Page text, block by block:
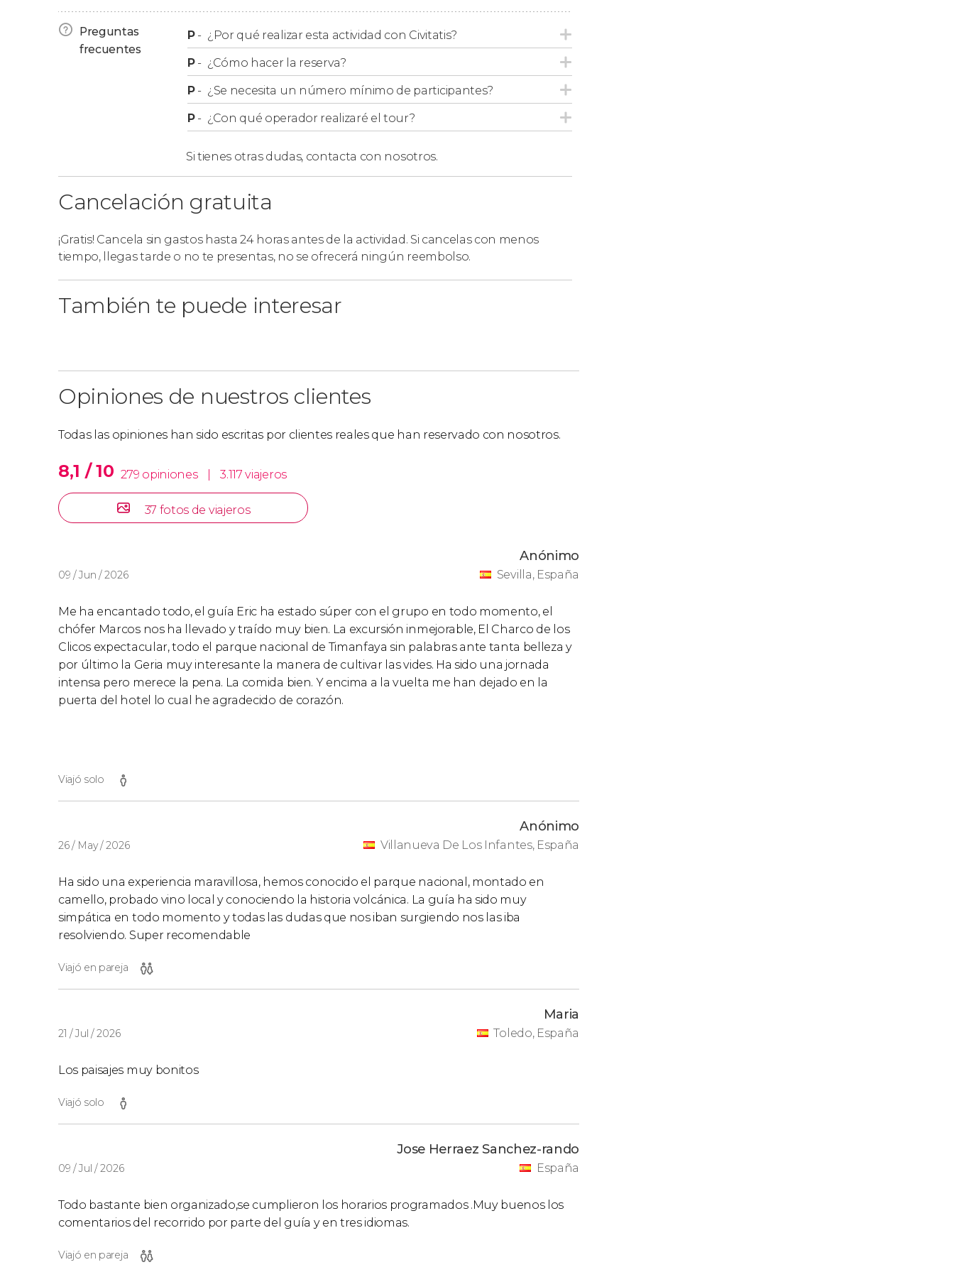
8:30 horas:ArrecifeyPlaya Honda. Llegada a las 15:30 horas aproximadamente.
8:45-9:15 horas:
Puerto del Carmen. Llegada entre las 15:00 y las 15:30 horas
aproximadamente.
Puerto Calero. Llegada entre las 15:15 y las 15:30 horas aproximadamente.
Playa Blanca
. Llegada entre las 14:30 y las 15:00 horas
aproximadamente.
Tras hacer vuestra reserva, os enviaremos por mail un mapa con la ubicación del punto de
recogida más cercano a vuestro hotel.
Preguntas
frecuentes
P- ¿Por qué realizar esta actividad con Civitatis?
P- ¿Cómo hacer la reserva?
P- ¿Se necesita un número mínimo de participantes?
P- ¿Con qué operador realizaré el tour?
Si tienes otras dudas, contacta con nosotros.
Cancelación gratuita
¡Gratis! Cancela sin gastos hasta 24 horas antes de la actividad. Si cancelas con menos
tiempo, llegas tarde o no te presentas, no se ofrecerá ningún reembolso.
También te puede interesar
Opiniones de nuestros clientes
Todas las opiniones han sido escritas por clientes reales que han reservado con nosotros.
8,1 / 10 279 opiniones 3.117 viajeros
37 fotos de viajeros
09 / Jun / 2026
Anónimo
Sevilla, España
Me ha encantado todo, el guía Eric ha estado súper con el grupo en todo momento, el
chófer Marcos nos ha llevado y traído muy bien. La excursión inmejorable, El Charco de los
Clicos expectacular, todo el parque nacional de Timanfaya sin palabras ante tanta belleza y
por último la Geria muy interesante la manera de cultivar las vides. Ha sido una jornada
intensa pero merece la pena. La comida bien. Y encima a la vuelta me han dejado en la
puerta del hotel lo cual he agradecido de corazón.
Viajó solo
26 / May / 2026
Anónimo
Villanueva De Los Infantes, España
Ha sido una experiencia maravillosa, hemos conocido el parque nacional, montado en
camello, probado vino local y conociendo la historia volcánica. La guía ha sido muy
simpática en todo momento y todas las dudas que nos iban surgiendo nos las iba
resolviendo. Super recomendable
Viajó en pareja
21 / Jul / 2026
Maria
Toledo, España
Los paisajes muy bonitos
Viajó solo
09 / Jul / 2026
Jose Herraez Sanchez-rando
España
Todo bastante bien organizado,se cumplieron los horarios programados .Muy buenos los
comentarios del recorrido por parte del guía y en tres idiomas.
Viajó en pareja